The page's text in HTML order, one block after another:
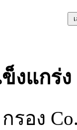
งแกร่ง
รอง